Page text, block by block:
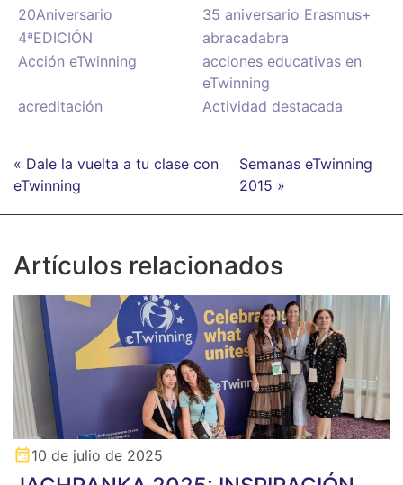
20Aniversario
35 aniversario Erasmus+
4ªEDICIÓN
abracadabra
Acción eTwinning
acciones educativas en
eTwinning
acreditación
Actividad destacada
« Dale la vuelta a tu clase con
eTwinning
Semanas eTwinning
2015 »
Artículos relacionados
10 de julio de 2025